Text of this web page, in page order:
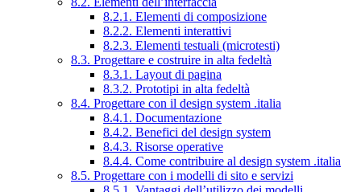
8.2.1. Elementi di composizione
8.2.2. Elementi interattivi
8.2.3. Elementi testuali (microtesti)
8.3. Progettare e costruire in alta fedeltà
8.3.1. Layout di pagina
8.3.2. Prototipi in alta fedeltà
8.4. Progettare con il design system .italia
8.4.1. Documentazione
8.4.2. Benefici del design system
8.4.3. Risorse operative
8.4.4. Come contribuire al design system .italia
8.5. Progettare con i modelli di sito e servizi